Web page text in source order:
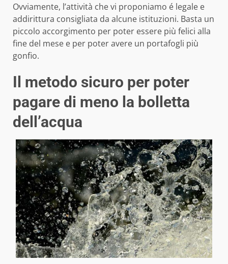
Ovviamente, l’attività che vi proponiamo é legale e
addirittura consigliata da alcune istituzioni. Basta un
piccolo accorgimento per poter essere più felici alla
fine del mese e per poter avere un portafogli più
gonfio.
Il metodo sicuro per poter
pagare di meno la bolletta
dell’acqua